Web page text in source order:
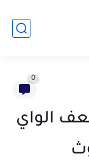
0
الواي